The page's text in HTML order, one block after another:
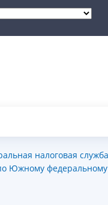
налоговая служба
Южному федеральному